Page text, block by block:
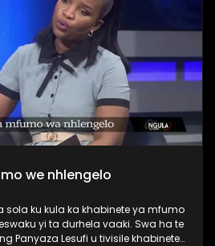
we nhlengelo
sola ku kula ka khabinete ya mfumo
yi ta durhela vaaki. Swa ha te
Panyaza Lesufi u tivisile khabinete